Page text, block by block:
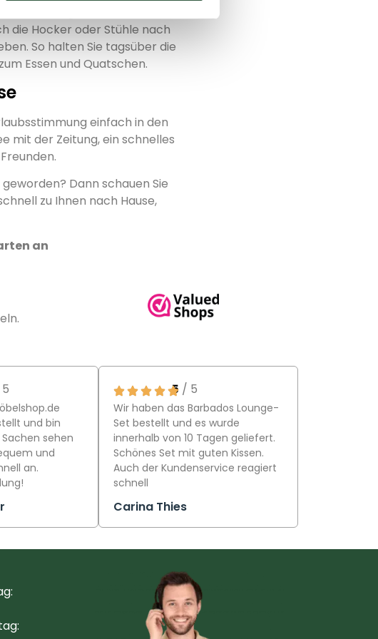
die Hocker oder Stühle nach
So halten Sie tagsüber die
Essen und Quatschen.
einfach in den
mit der Zeitung, ein schnelles
Dann schauen Sie
zu Ihnen nach Hause,
an
und bin
sehen
und
an.
5 / 5
Wir haben das Barbados Lounge-
Set bestellt und es wurde
innerhalb von 10 Tagen geliefert.
Schönes Set mit guten Kissen.
Auch der Kundenservice reagiert
schnell
Carina Thies